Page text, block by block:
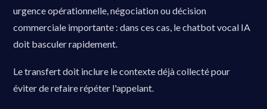
urgence opérationnelle, négociation ou décision
commerciale importante : dans ces cas, le chatbot vocal IA
doit basculer rapidement.
Le transfert doit inclure le contexte déjà collecté pour
éviter de refaire répéter l'appelant.